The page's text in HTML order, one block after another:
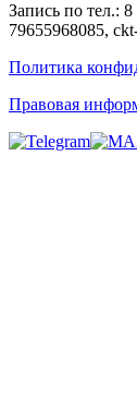
Запись по тел.:
79655968085,
Политика
Правовая